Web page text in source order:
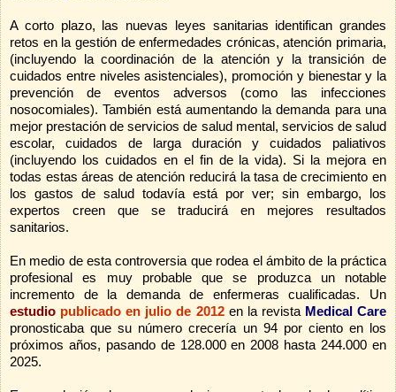
A corto plazo, las nuevas leyes sanitarias identifican grandes
retos en la gestión de enfermedades crónicas, atención primaria,
(incluyendo la coordinación de la atención y la transición de
cuidados entre niveles asistenciales), promoción y bienestar y la
prevención de eventos adversos (como las infecciones
nosocomiales). También está aumentando la demanda para una
mejor prestación de servicios de salud mental, servicios de salud
escolar, cuidados de larga duración y cuidados paliativos
(incluyendo los cuidados en el fin de la vida). Si la mejora en
todas estas áreas de atención reducirá la tasa de crecimiento en
los gastos de salud todavía está por ver; sin embargo, los
expertos creen que se traducirá en mejores resultados
sanitarios.
En medio de esta controversia que rodea el ámbito de la práctica
profesional es muy probable que se produzca un notable
incremento de la demanda de enfermeras cualificadas. Un
estudio publicado en julio de 2012en la revista Medical Care
pronosticaba que su número crecería un 94 por ciento en los
próximos años, pasando de 128.000 en 2008 hasta 244.000 en
2025.